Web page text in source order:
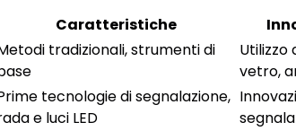
Caratteristiche
tradizionali, strumenti di
Utilizzo
vetro,
tecnologie di segnalazione,
e luci LED